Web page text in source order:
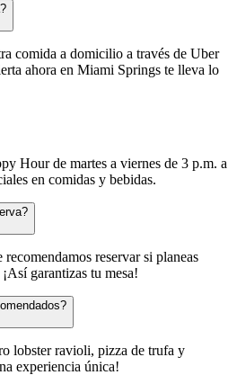
comida a domicilio a través de Uber
ahora en Miami Springs te lleva lo
Hour de martes a viernes de 3 p.m. a
en comidas y bebidas.
reservar si planeas
garantizas tu mesa!
lobster ravioli, pizza de trufa y
experiencia única!